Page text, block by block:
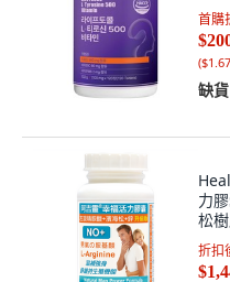
首購
(
缺貨
力
松
顆,
折扣